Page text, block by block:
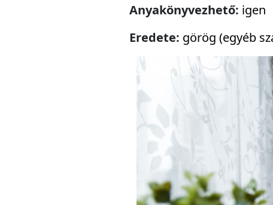
Anyakönyvezhető: igen
Eredete: görög (egyéb